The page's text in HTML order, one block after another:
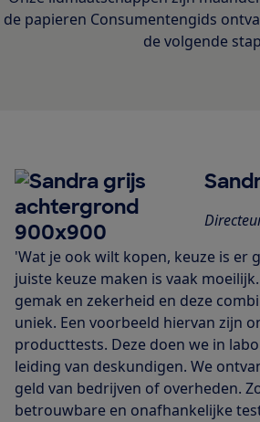
de papieren Consumentengids
de volgende
'Wat je ook wilt kopen, keuze is er
juiste keuze maken is vaak
gemak en zekerheid en deze
uniek. Een voorbeeld hiervan zijn
producttests. Deze doen we in
leiding van deskundigen. We
geld van bedrijven of overheden.
betrouwbare en onafhankelijke